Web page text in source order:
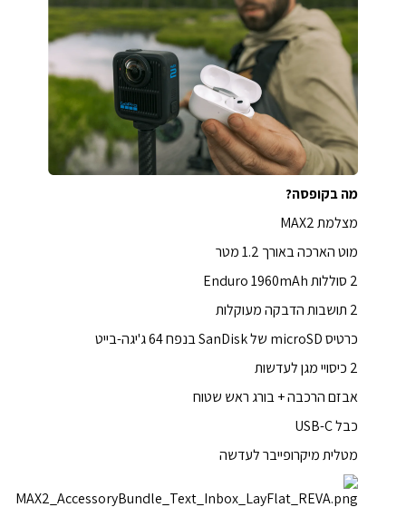
מה בקופסה?
מצלמת MAX2
מוט הארכה באורך 1.2 מטר
2 סוללות Enduro 1960mAh
2 תושבות הדבקה מעוקלות
כרטיס microSD של SanDisk בנפח 64 ג'יגה-בייט
2 כיסויי מגן לעדשות
אבזם הרכבה + בורג ראש שטוח
כבל USB-C
מטלית מיקרופייבר לעדשה